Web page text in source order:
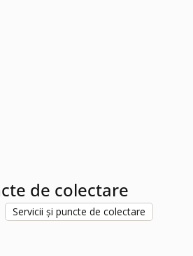
de colectare
Servicii și puncte de colectare